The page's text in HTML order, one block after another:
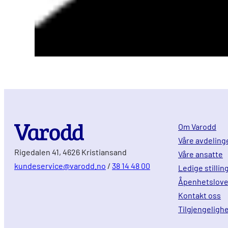
Rigedalen 41, 4626 Kristiansand
kundeservice@varodd.no / 38 14 48 00
Om Varodd
Våre
Våre ansatte
Ledige
Kontakt oss